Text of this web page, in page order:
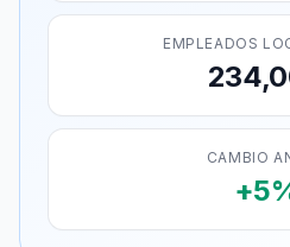
EMPLEADOS
CAMBIO